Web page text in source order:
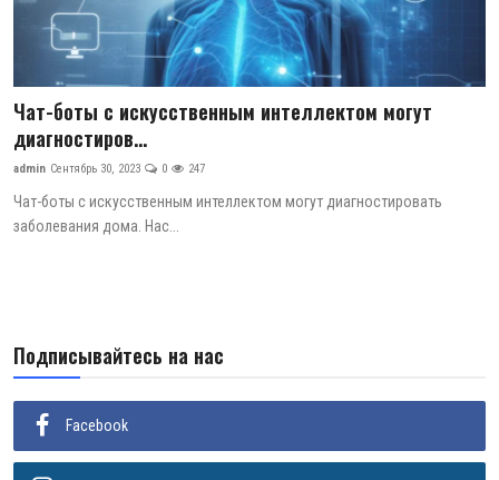
Чат-боты с искусственным интеллектом могут
диагностиров...
admin Сентябрь 30, 2023 0 247
Чат-боты с искусственным интеллектом могут диагностировать
заболевания дома. Нас...
Подписывайтесь на нас
Facebook